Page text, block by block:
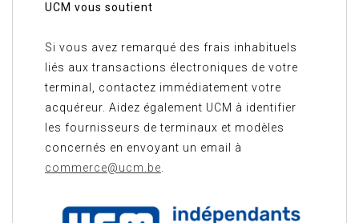
UCM vous soutient
Si vous avez remarqué des frais inhabituels
liés aux transactions électroniques de votre
terminal, contactez immédiatement votre
acquéreur. Aidez également UCM à identifier
les fournisseurs de terminaux et modèles
concernés en envoyant un email à
commerce@ucm.be